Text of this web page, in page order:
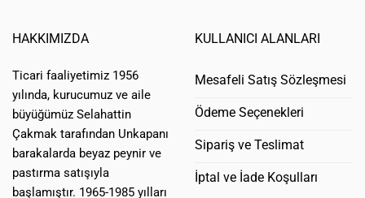
HAKKIMIZDA
Ticari faaliyetimiz 1956
yılında, kurucumuz ve aile
büyüğümüz Selahattin
Çakmak tarafından Unkapanı
barakalarda beyaz peynir ve
pastırma satışıyla
başlamıştır. 1965-1985 yılları
KULLANICI ALANLARI
Mesafeli Satış Sözleşmesi
Ödeme Seçenekleri
Sipariş ve Teslimat
İptal ve İade Koşulları